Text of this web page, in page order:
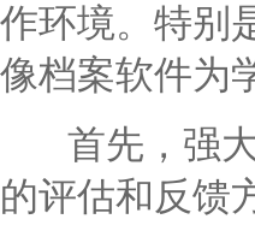
作环境。特别
像档案软件为
首先，强大
的评估和反馈